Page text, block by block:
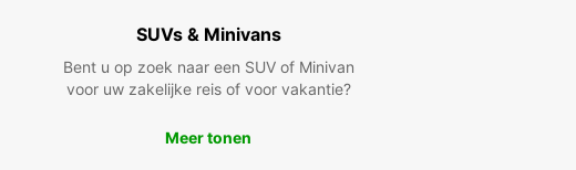
SUVs & Minivans
Bent u op zoek naar een SUV of Minivan
voor uw zakelijke reis of voor vakantie?
Meer tonen